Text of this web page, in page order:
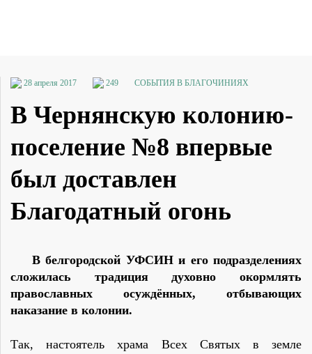
28 апреля 2017 249 СОБЫТИЯ В БЛАГОЧИНИЯХ
В Чернянскую колонию-
поселение №8 впервые
был доставлен
Благодатный огонь
В белгородской УФСИН и его подразделениях
сложилась традиция духовно окормлять
православных осуждённых, отбывающих
наказание в колонии.
Так, настоятель храма Всех Святых в земле